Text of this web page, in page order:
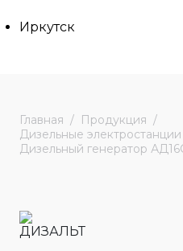
Иркутск
Главная
Продукция
Дизельные электростанции
Дизельный генератор